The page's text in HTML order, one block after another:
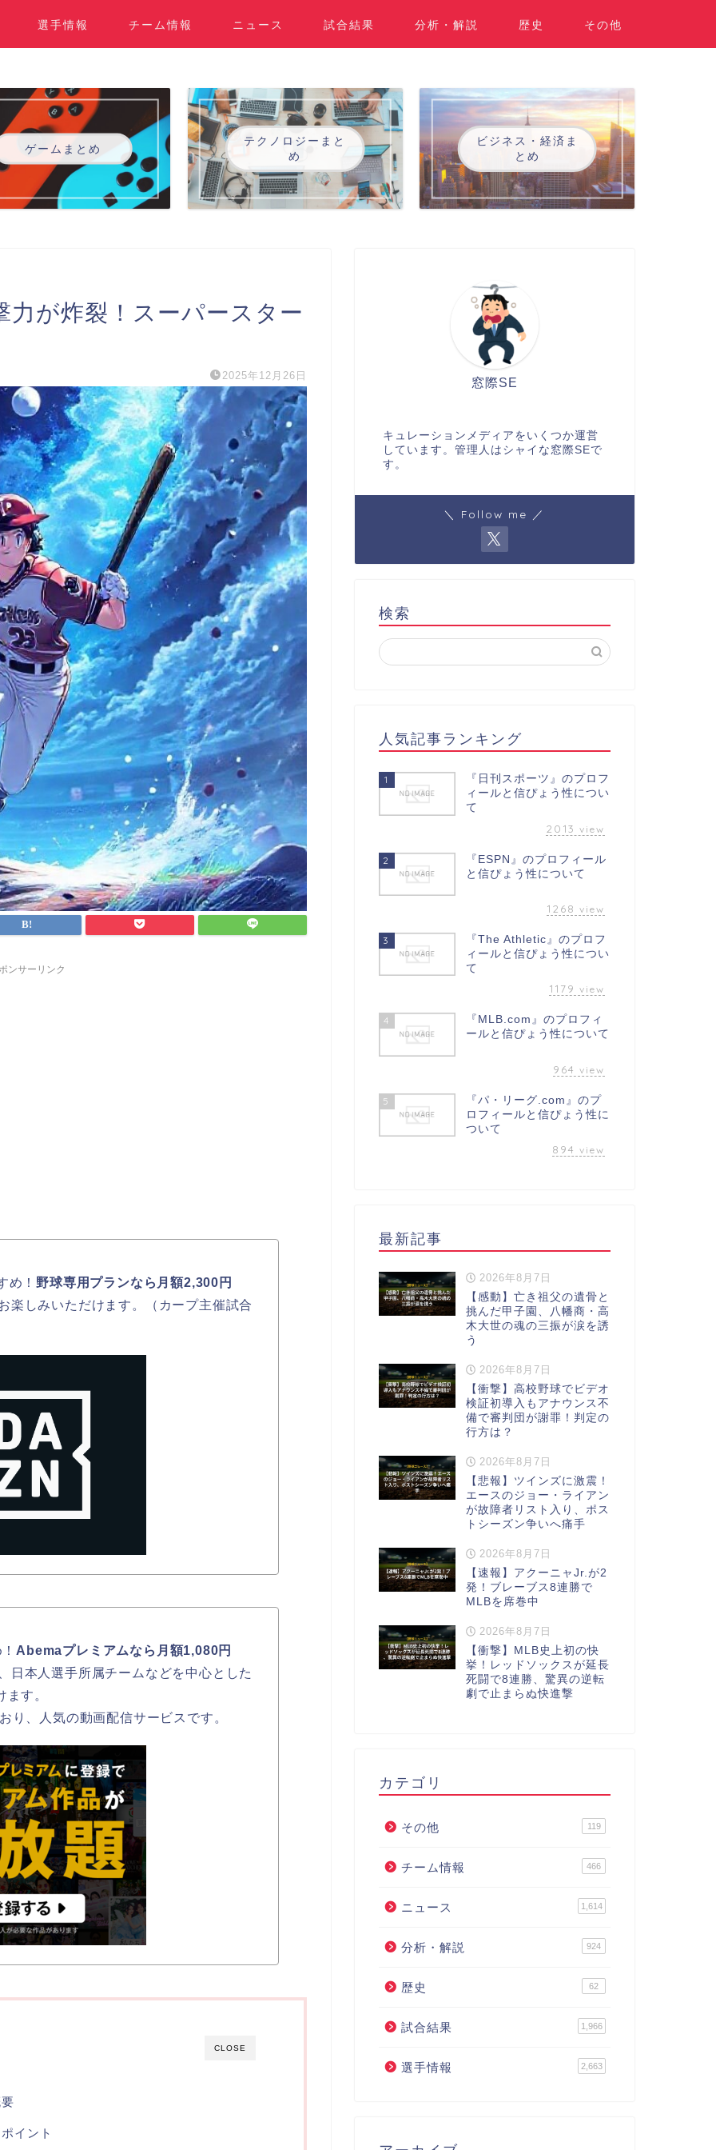
選手情報 チーム情報 ニュース 試合結果 分析・解説 歴史 その他
ゲームまとめ
テクノロジーまと
め
ビジネス・経済ま
とめ
力が炸裂！スーパースター
2025年12月26日
ンサーリンク
め！ 野球専用プランなら月額2,300円
楽しみいただけます。（カープ主催試合
Abemaプレミアムなら月額1,080円
日本人選手所属チームなどを中心とした
す。
り、人気の動画配信サービスです。
CLOSE
イント
窓際SE
キュレーションメディアをいくつか運営
しています。管理人はシャイな窓際SEで
す。
＼ Follow me ／
検索
人気記事ランキング
1
『日刊スポーツ』のプロフ
ィールと信ぴょう性につい
て
2013 view
2
『ESPN』のプロフィール
と信ぴょう性について
1268 view
3
『The Athletic』のプロフ
ィールと信ぴょう性につい
て
1179 view
4
『MLB.com』のプロフィ
ールと信ぴょう性について
964 view
5
『パ・リーグ.com』のプ
ロフィールと信ぴょう性に
ついて
894 view
最新記事
2026年8月7日
【感動】亡き祖父の遺骨と
挑んだ甲子園、八幡商・高
木大世の魂の三振が涙を誘
う
2026年8月7日
【衝撃】高校野球でビデオ
検証初導入もアナウンス不
備で審判団が謝罪！判定の
行方は？
2026年8月7日
【悲報】ツインズに激震！
エースのジョー・ライアン
が故障者リスト入り、ポス
トシーズン争いへ痛手
2026年8月7日
【速報】アクーニャJr.が2
発！ブレーブス8連勝で
MLBを席巻中
2026年8月7日
【衝撃】MLB史上初の快
挙！レッドソックスが延長
死闘で8連勝、驚異の逆転
劇で止まらぬ快進撃
カテゴリ
その他 119
チーム情報 466
ニュース 1,614
分析・解説 924
歴史 62
試合結果 1,966
選手情報 2,663